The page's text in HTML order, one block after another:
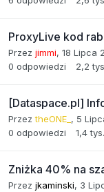
ProxyLive kod
Przez jimmi, 18 Lipca
0 odpowiedzi 2,2
[Dataspace.pl]
PrzeztheONE_ , 5
0 odpowiedzi 1,4 tys.
Zniżka 40% na
Przez jkaminski, 3